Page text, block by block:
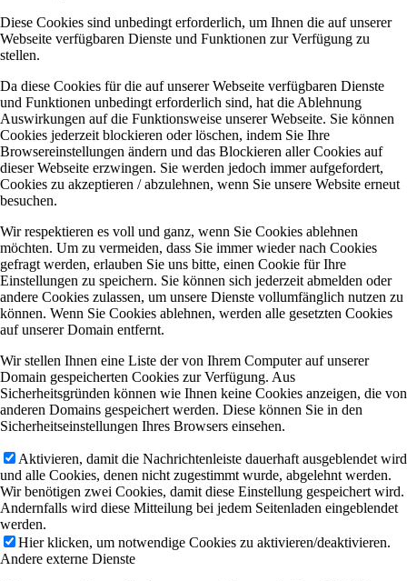
Diese Cookies sind unbedingt erforderlich, um Ihnen die auf unserer
Webseite verfügbaren Dienste und Funktionen zur Verfügung zu
stellen.
Da diese Cookies für die auf unserer Webseite verfügbaren Dienste
und Funktionen unbedingt erforderlich sind, hat die Ablehnung
Auswirkungen auf die Funktionsweise unserer Webseite. Sie können
Cookies jederzeit blockieren oder löschen, indem Sie Ihre
Browsereinstellungen ändern und das Blockieren aller Cookies auf
dieser Webseite erzwingen. Sie werden jedoch immer aufgefordert,
Cookies zu akzeptieren / abzulehnen, wenn Sie unsere Website erneut
besuchen.
Wir respektieren es voll und ganz, wenn Sie Cookies ablehnen
möchten. Um zu vermeiden, dass Sie immer wieder nach Cookies
gefragt werden, erlauben Sie uns bitte, einen Cookie für Ihre
Einstellungen zu speichern. Sie können sich jederzeit abmelden oder
andere Cookies zulassen, um unsere Dienste vollumfänglich nutzen zu
können. Wenn Sie Cookies ablehnen, werden alle gesetzten Cookies
auf unserer Domain entfernt.
Wir stellen Ihnen eine Liste der von Ihrem Computer auf unserer
Domain gespeicherten Cookies zur Verfügung. Aus
Sicherheitsgründen können wie Ihnen keine Cookies anzeigen, die von
anderen Domains gespeichert werden. Diese können Sie in den
Sicherheitseinstellungen Ihres Browsers einsehen.
Aktivieren, damit die Nachrichtenleiste dauerhaft ausgeblendet wird
und alle Cookies, denen nicht zugestimmt wurde, abgelehnt werden.
Wir benötigen zwei Cookies, damit diese Einstellung gespeichert wird.
Andernfalls wird diese Mitteilung bei jedem Seitenladen eingeblendet
werden.
Hier klicken, um notwendige Cookies zu aktivieren/deaktivieren.
Andere externe Dienste